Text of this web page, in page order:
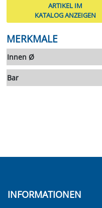
ARTIKEL IM
KATALOG ANZEIGEN
MERKMALE
Innen Ø
Bar
INFORMATIONEN